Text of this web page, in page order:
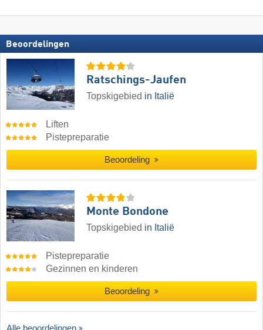
Beoordelingen
Ratschings-Jaufen
Topskigebied in Italië
Liften
Pistepreparatie
Beoordeling
Monte Bondone
Topskigebied in Italië
Pistepreparatie
Gezinnen en kinderen
Beoordeling